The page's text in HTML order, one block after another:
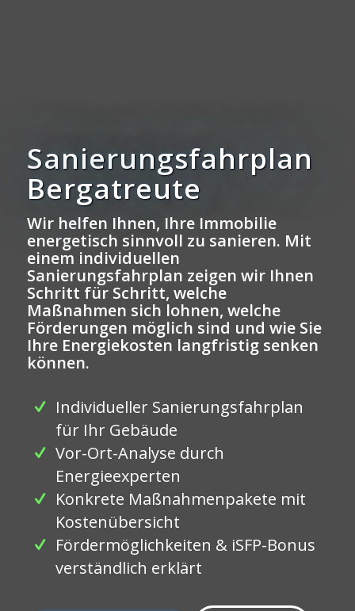
Sanierungsfahrplan
Bergatreute
Wir helfen Ihnen, Ihre Immobilie
energetisch sinnvoll zu sanieren. Mit
einem individuellen
Sanierungsfahrplan zeigen wir Ihnen
Schritt für Schritt, welche
Maßnahmen sich lohnen, welche
Förderungen möglich sind und wie Sie
Ihre Energiekosten langfristig senken
können.
Individueller Sanierungsfahrplan
für Ihr Gebäude
Vor-Ort-Analyse durch
Energieexperten
Konkrete Maßnahmenpakete mit
Kostenübersicht
Fördermöglichkeiten & iSFP-Bonus
verständlich erklärt